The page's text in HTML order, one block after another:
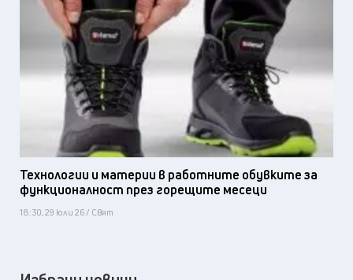
Технологии и материи в работните обувките за
функционалност през горещите месеци
18:30, 29 юли 26 / Свят